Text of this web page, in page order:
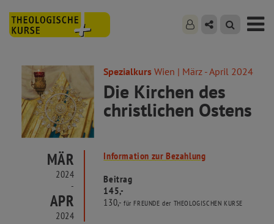
Spezialkurs Wien | März - April 2024
Die Kirchen des
christlichen Ostens
MÄR
2024
-
APR
2024
Information zur Bezahlung
Beitrag
145,-
130,- für FREUNDE der THEOLOGISCHEN KURSE